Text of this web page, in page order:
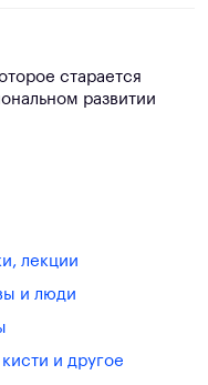
старается
развитии
лекции
и люди
и другое